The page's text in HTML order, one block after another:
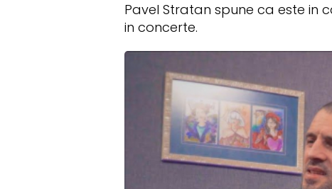
Pavel Stratan spune ca este in
in concerte.